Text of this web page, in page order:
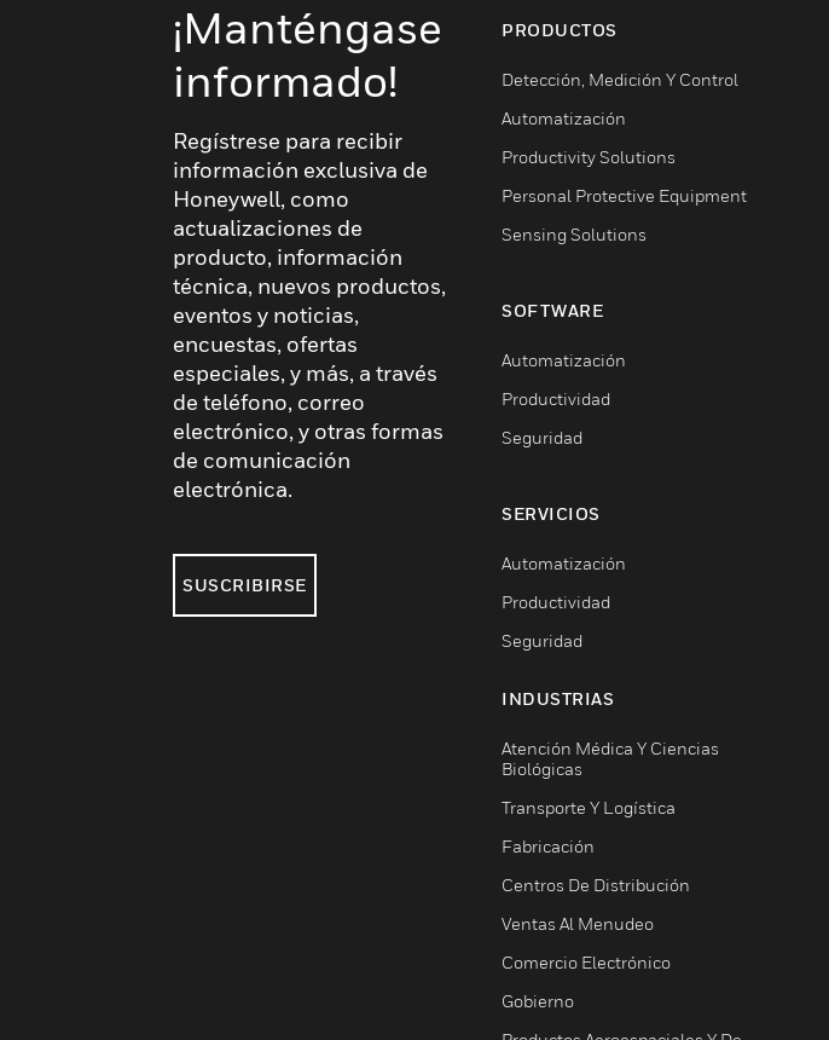
¡Manténgase
informado!
Regístrese para recibir
información exclusiva de
Honeywell, como
actualizaciones de
producto, información
técnica, nuevos productos,
eventos y noticias,
encuestas, ofertas
especiales, y más, a través
de teléfono, correo
electrónico, y otras formas
de comunicación
electrónica.
SUSCRIBIRSE
PRODUCTOS
Detección, Medición Y Control
Automatización
Productivity Solutions
Personal Protective Equipment
Sensing Solutions
SOFTWARE
Automatización
Productividad
Seguridad
SERVICIOS
Automatización
Productividad
Seguridad
INDUSTRIAS
Atención Médica Y Ciencias
Biológicas
Transporte Y Logística
Fabricación
Centros De Distribución
Ventas Al Menudeo
Comercio Electrónico
Gobierno